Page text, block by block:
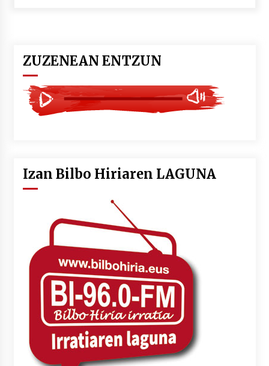
Larunbatean Plentziako Itsas Martxa ospatuko
da
2026/07/07
2026/07/07
Uribitarte40 aretoan
2026/07/03
SOINUGELA: Paul McCartney eta Ringo Starr-en
lan berriak
2026/07/03
MUSIBLA #297: Bide, Boards Of Canada, Somak,
Tiga, Twisted Teens, Underscores, Habia
2026/07/02
ZUZENEAN ENTZUN
Izan Bilbo Hiriaren LAGUNA